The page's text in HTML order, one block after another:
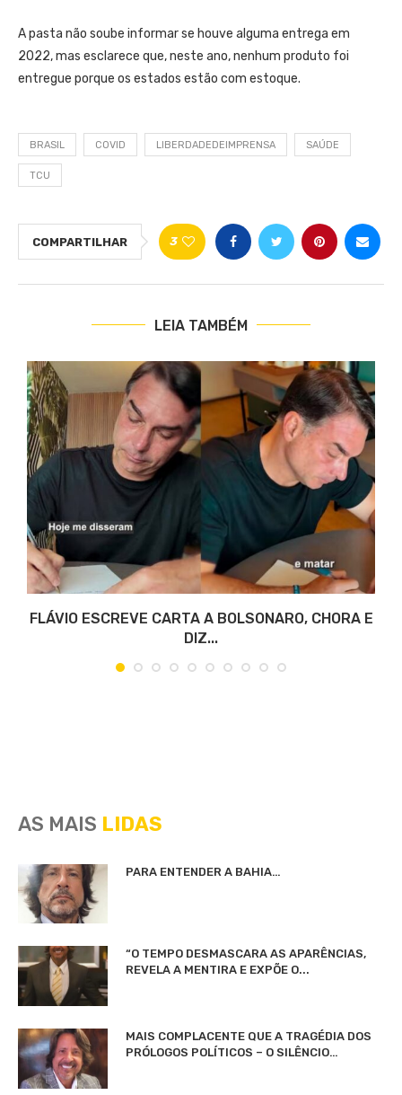
A pasta não soube informar se houve alguma entrega em
2022, mas esclarece que, neste ano, nenhum produto foi
entregue porque os estados estão com estoque.
BRASIL COVID LIBERDADEDEIMPRENSA SAÚDE
TCU
COMPARTILHAR 3
LEIA TAMBÉM
FLÁVIO ESCREVE CARTA A BOLSONARO, CHORA E
DIZ...
AS MAIS LIDAS
PARA ENTENDER A BAHIA…
“O TEMPO DESMASCARA AS APARÊNCIAS,
REVELA A MENTIRA E EXPÕE O...
MAIS COMPLACENTE QUE A TRAGÉDIA DOS
PRÓLOGOS POLÍTICOS – O SILÊNCIO…